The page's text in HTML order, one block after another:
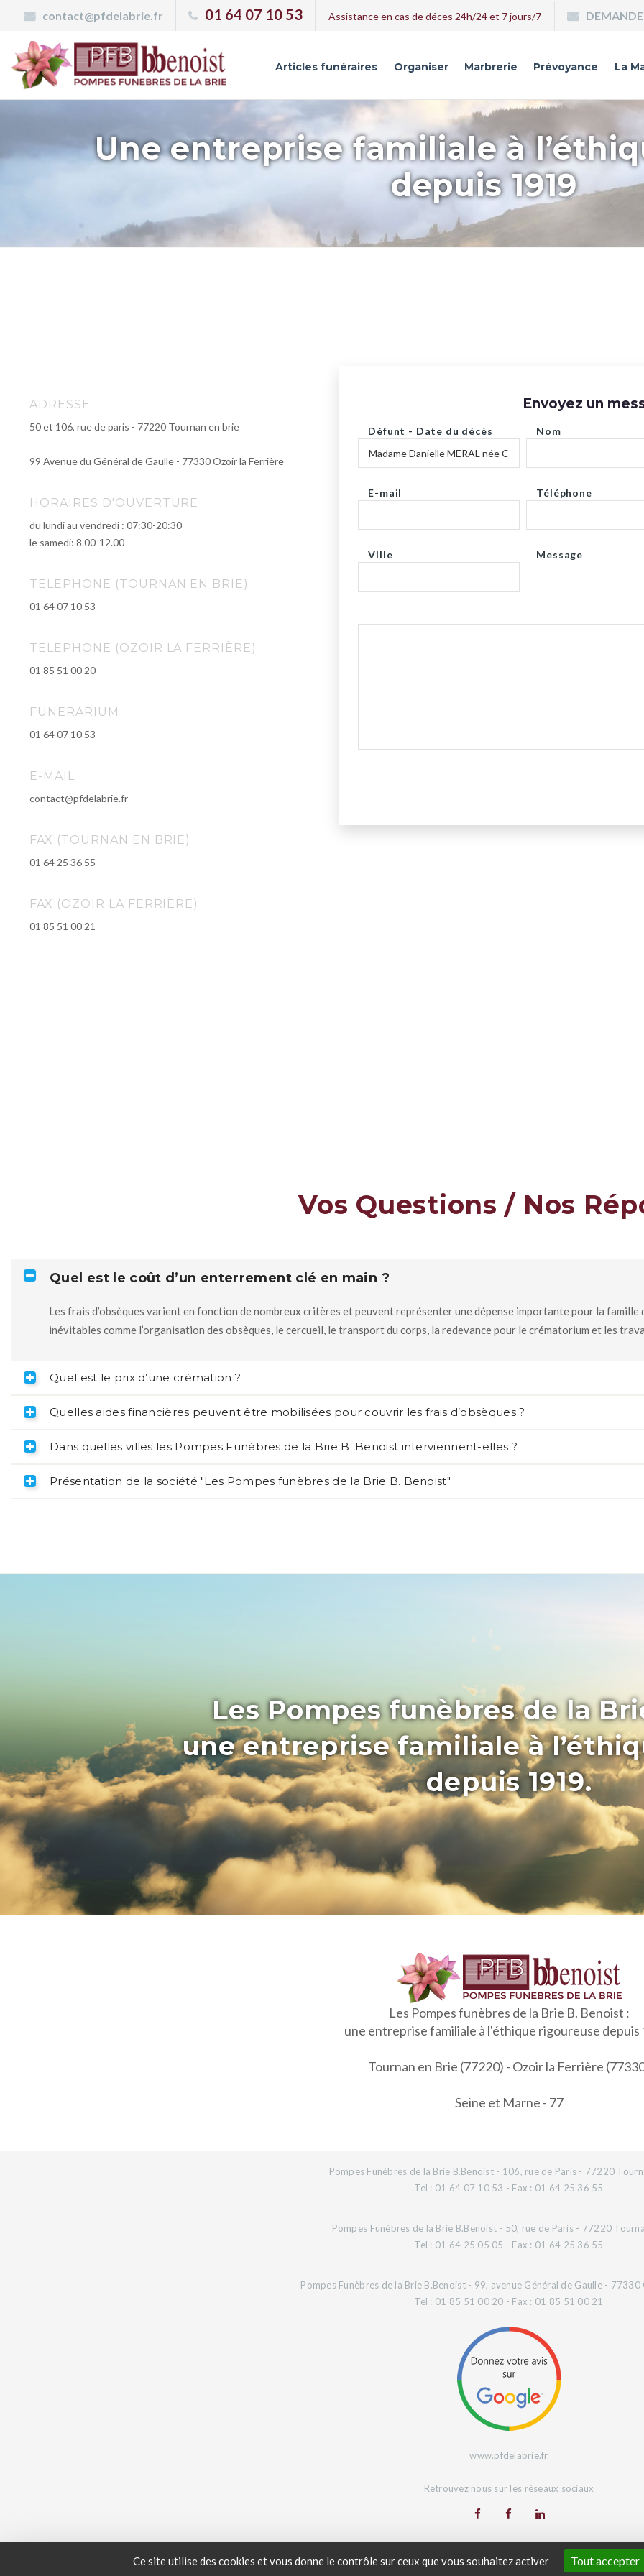
Ce site utilise des cookies et vous donne le contrôle sur ceux que vous souhaitez activer Tout accepter
contact@pfdelabrie.fr 01 64 07 10 53 Assistance en cas de déces 24h/24 et 7 jours/7
Articles funéraires Organiser Marbrerie Prévoyance La
Une entreprise familiale à
depuis 1919
ADRESSE
50 et 106, rue de paris - 77220 Tournan en brie
99 Avenue du Général de Gaulle - 77330 Ozoir la Ferrière
HORAIRES D'OUVERTURE
du lundi au vendredi : 07:30-20:30
le samedi: 8.00-12.00
TELEPHONE (TOURNAN EN BRIE)
01 64 07 10 53
TELEPHONE (OZOIR LA FERRIÈRE)
01 85 51 00 20
FUNERARIUM
01 64 07 10 53
E-MAIL
contact@pfdelabrie.fr
FAX (TOURNAN EN BRIE)
01 64 25 36 55
FAX (OZOIR LA FERRIÈRE)
01 85 51 00 21
Envoyez un
Défunt - Date du décès Nom
E-mail Téléphone
Ville Message
Vos Questions / Nos
Quel est le coût d’un enterrement clé en main ?
Les frais d’obsèques varient en fonction de nombreux critères et peuvent représenter une dépense importante pour la
inévitables comme l’organisation des obsèques, le cercueil, le transport du corps, la redevance pour le crématorium et les
Quel est le prix d’une crémation ?
Quelles aides financières peuvent être mobilisées pour couvrir les frais d’obsèques ?
Dans quelles villes les Pompes Funèbres de la Brie B. Benoist interviennent-elles ?
Présentation de la société "Les Pompes funèbres de la Brie B. Benoist"
Les Pompes funèbres de la
une entreprise familiale à
depuis 1919.
Les Pompes funèbres de la Brie B. Benoist :
une entreprise familiale à l'éthique rigoureuse depuis
Tournan en Brie (77220) - Ozoir la Ferrière
Seine et Marne - 77
Pompes Funèbres de la Brie B.Benoist - 106, rue de Paris - 77220
Tel : 01 64 07 10 53 - Fax : 01 64 25 36 55
Pompes Funèbres de la Brie B.Benoist - 50, rue de Paris - 77220
Tel : 01 64 25 05 05 - Fax : 01 64 25 36 55
Pompes Funèbres de la Brie B.Benoist - 99, avenue Général de Gaulle -
Tel : 01 85 51 00 20 - Fax : 01 85 51 00 21
www.pfdelabrie.fr
Retrouvez nous sur les réseaux sociaux
L'Agence Digeetal